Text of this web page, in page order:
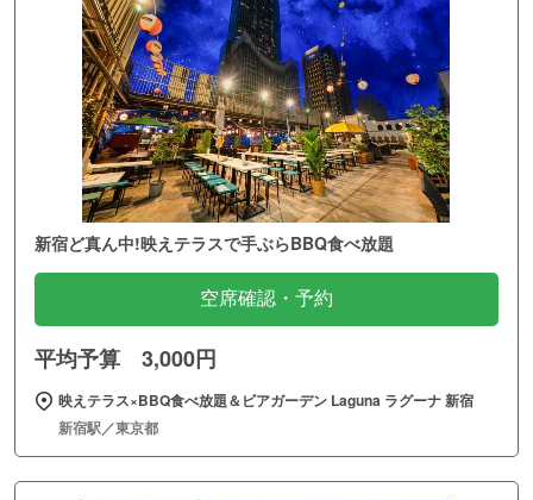
新宿ど真ん中!映えテラスで手ぶらBBQ食べ放題
空席確認・予約
平均予算 3,000円
映えテラス×BBQ食べ放題＆ビアガーデン Laguna ラグーナ 新宿
新宿駅／東京都